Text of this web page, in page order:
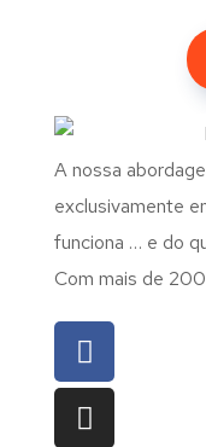
A nossa
exclusivamente
funciona … e do
Com mais de